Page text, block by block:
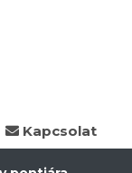
Kapcsolat